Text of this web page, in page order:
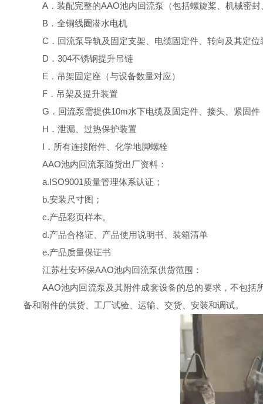
A．装配完整的AAO池内回流泵（包括螺旋桨、机械密封
B．全铜线圈潜水电机
C．回流泵导轨及固定支架、电缆固定件、转向及其定位
D．304不锈钢提升吊链
E．吊架固定座（与设备数量对应）
F．吊架及提升装置
G．回流泵需提供10m水下电缆及固定件、接头、紧固件
H．泄漏、过热保护装置
I．所有连接附件、化学地脚螺栓
AAO池内回流泵随货出厂资料：
a.ISO9001质量管理体系认证；
b.安装尺寸图；
c.产品彩页样本。
d.产品合格证、产品使用说明书、装箱清单
e.产品质量保证书
江苏杜安环保AAO池内回流泵供货范围：
AAO池内回流泵及其附件成套设备的总的要求，不包括
备和附件的供货、工厂试验、运输、交货、安装和调试。